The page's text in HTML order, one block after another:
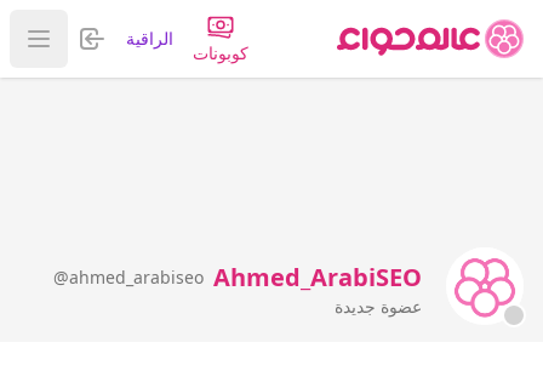
كوبونات
الراقية تسجيل
عرض
Ahmed_ArabiSEO
@ahmed_arabiseo
عضوة جديدة